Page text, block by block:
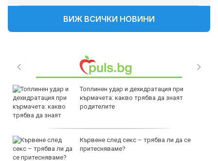
ВИЖ ВСИЧКИ НОВИНИ
Топлинен удар и дехидратация при
кърмачета: какво трябва да знаят
родителите
Кървене след секс – трябва ли да се
притесняваме?